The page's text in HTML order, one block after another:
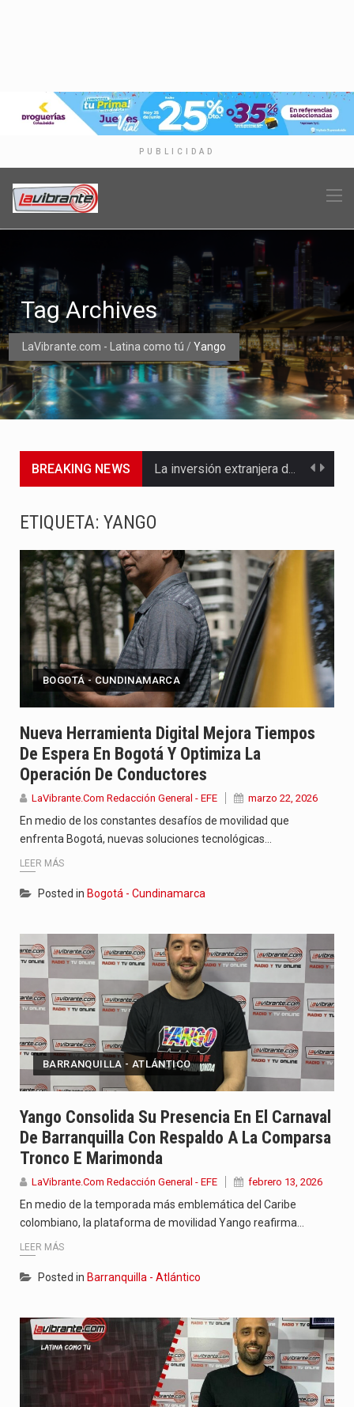
PUBLICIDAD
LaVibrante.com - Latina como tú / Yango
Tag Archives
BREAKING NEWS La inversión extranjera directa en Colombia comenzó a dar señales…
La investigación por la muerte de Kevin Arley Acosta Pico,…
ETIQUETA: YANGO
BOGOTÁ - CUNDINAMARCA
Nueva Herramienta Digital Mejora Tiempos
De Espera En Bogotá Y Optimiza La
Operación De Conductores
LaVibrante.Com Redacción General - EFE marzo 22, 2026
En medio de los constantes desafíos de movilidad que
enfrenta Bogotá, nuevas soluciones tecnológicas…
LEER MÁS
Posted in Bogotá - Cundinamarca
BARRANQUILLA - ATLÁNTICO
Yango Consolida Su Presencia En El Carnaval
De Barranquilla Con Respaldo A La Comparsa
Tronco E Marimonda
LaVibrante.Com Redacción General - EFE febrero 13, 2026
En medio de la temporada más emblemática del Caribe
colombiano, la plataforma de movilidad Yango reafirma…
LEER MÁS
Posted in Barranquilla - Atlántico